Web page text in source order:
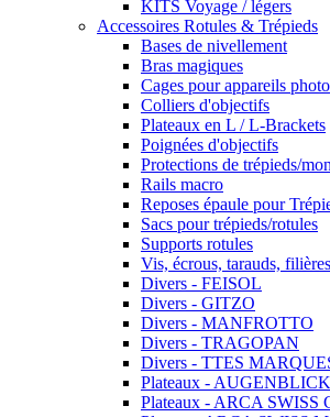
KITS Voyage / légers
Accessoires Rotules & Trépieds
Bases de nivellement
Bras magiques
Cages pour appareils photo
Colliers d'objectifs
Plateaux en L / L-Brackets
Poignées d'objectifs
Protections de trépieds/
Rails macro
Reposes épaule pour
Sacs pour trépieds/rotules
Supports rotules
Vis, écrous, tarauds,
Divers - FEISOL
Divers - GITZO
Divers - MANFROTTO
Divers - TRAGOPAN
Divers - TTES
Plateaux -
Plateaux - ARCA SWISS